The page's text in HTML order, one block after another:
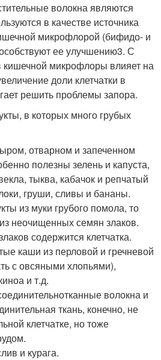
волокна являются
в качестве источника
микрофлорой (бифидо- и
ее улучшению3. С
кишечной микрофлоры влияет на
доли клетчатки в
решить проблемы запора.
в которых много грубых
отварном и запеченном
полезны зелень и капуста,
тыква, кабачок и репчатый
груши, сливы и бананы.
из муки грубого помола, то
неочищенных семян злаков.
содержится клетчатка.
каши из перловой и гречневой
с овсяными хлопьями),
и т.д.
волокна и
ткань, конечно, не
клетчатке, но тоже
и курага.